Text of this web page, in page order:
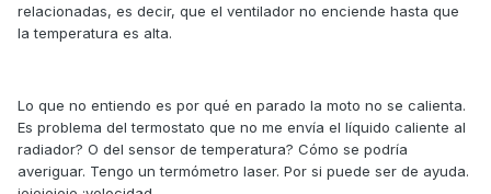
relacionadas, es decir, que el ventilador no enciende hasta que
la temperatura es alta.
Lo que no entiendo es por qué en parado la moto no se calienta.
Es problema del termostato que no me envía el líquido caliente al
radiador? O del sensor de temperatura? Cómo se podría
averiguar. Tengo un termómetro laser. Por si puede ser de ayuda.